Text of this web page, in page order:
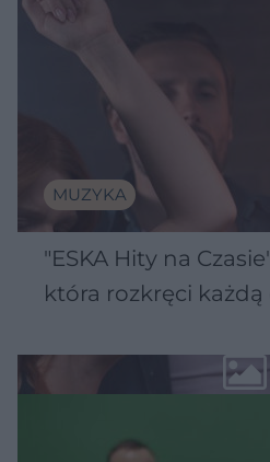
MUZYKA
"ESKA Hity na
która rozkręci